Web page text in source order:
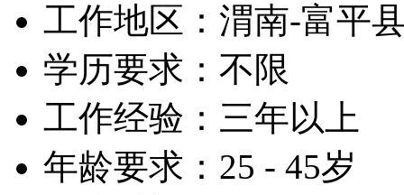
工作地区：渭南-富平
学历要求：不限
工作经验：三年以上
年龄要求：25 - 45岁